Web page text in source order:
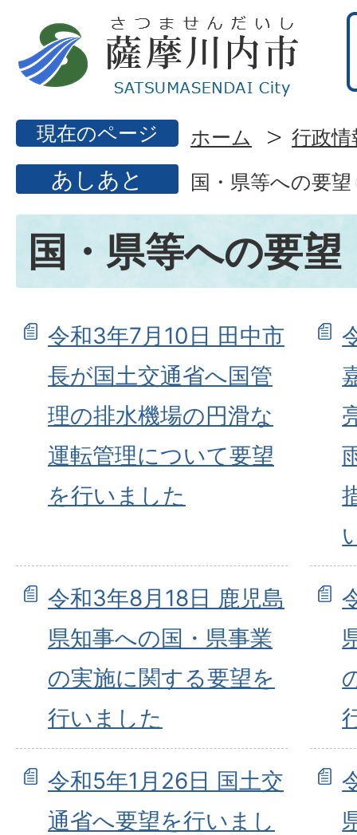
現在のページ ホーム 行政情
あしあと 国・県等への要望
国・県等への要望
令和3年7月10日 田中市
長が国土交通省へ国管
理の排水機場の円滑な
運転管理について要望
を行いました
令和3年8月18日 鹿児島
県知事への国・県事業
の実施に関する要望を
行いました
令和5年1月26日 国土交
通省へ要望を行いまし